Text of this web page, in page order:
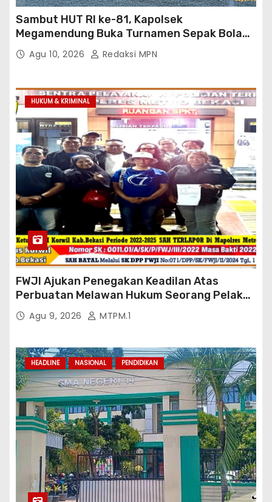
Sambut HUT RI ke-81, Kapolsek
Megamendung Buka Turnamen Sepak Bola
Muspika Cup 2026
Agu 10, 2026 Redaksi MPN
HUKUM & KRIMINAL
FWJI Ajukan Penegakan Keadilan Atas
Perbuatan Melawan Hukum Seorang Pelaku
Terlapor Pidana Pasal 28 ayat 2 UU ITE Jo
Pasal 433 KUHP Di Mapolres Metro
Agu 9, 2026 MTPM.1
HEADLINE NASIONAL PENDIDIKAN